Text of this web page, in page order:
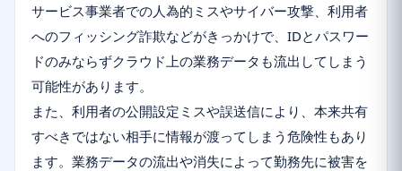
サービス事業者での人為的ミスやサイバー攻撃、利用者
へのフィッシング詐欺などがきっかけで、IDとパスワー
ドのみならずクラウド上の業務データも流出してしまう
可能性があります。
また、利用者の公開設定ミスや誤送信により、本来共有
すべきではない相手に情報が渡ってしまう危険性もあり
ます。業務データの流出や消失によって勤務先に被害を